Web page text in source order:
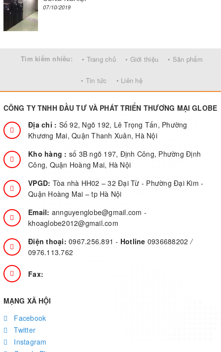
07/10/2019
Tìm kiếm nhiều: • Trang chủ • Giới thiệu • Sản phẩm
• Tin tức • Liên hệ
CÔNG TY TNHH ĐẦU TƯ VÀ PHÁT TRIỂN THƯƠNG MẠI GLOBE
Địa chỉ : Số 92, Ngõ 192, Lê Trọng Tấn, Phường
Khương Mai, Quận Thanh Xuân, Hà Nội
Kho hàng : số 3B ngõ 197, Định Công, Phường Định
Công, Quận Hoàng Mai, Hà Nội
VPGD: Tòa nhà HH02 – 32 Đại Từ - Phường Đại Kim -
Quận Hoàng Mai – tp Hà Nội
Email: annguyenglobe@gmail.com -
khoaglobe2012@gmail.com
Điện thoại: 0967.256.891- Hotline 0936688202/
0976.113.762
Fax:
MẠNG XÃ HỘI
Facebook
Twitter
Instagram